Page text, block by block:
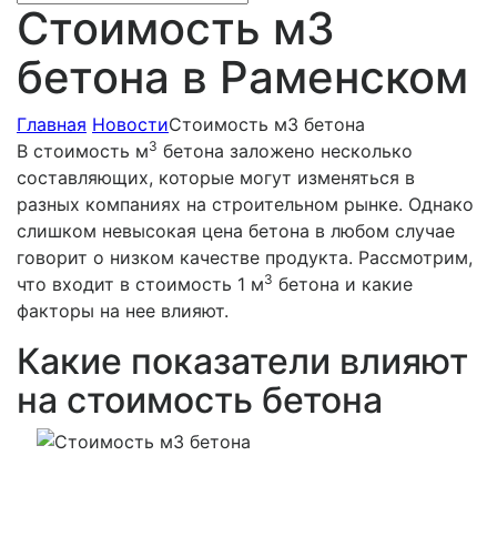
Стоимость м3
бетона в Раменском
Главная НовостиСтоимость м3 бетона
В стоимость м3 бетона заложено несколько
составляющих, которые могут изменяться в
разных компаниях на строительном рынке. Однако
слишком невысокая цена бетона в любом случае
говорит о низком качестве продукта. Рассмотрим,
что входит в стоимость 1 м3 бетона и какие
факторы на нее влияют.
Какие показатели влияют
на стоимость бетона